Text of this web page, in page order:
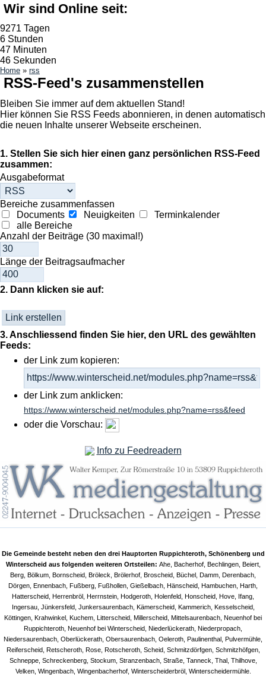
Wir sind Online seit:
9271 Tagen
6 Stunden
47 Minuten
46 Sekunden
Home » rss
RSS-Feed's zusammenstellen
Bleiben Sie immer auf dem aktuellen Stand!
Hier können Sie RSS Feeds abonnieren, in denen automatisch
die neuen Inhalte unserer Webseite erscheinen.
1. Stellen Sie sich hier einen ganz persönlichen RSS-Feed
zusammen:
Ausgabeformat
Bereiche zusammenfassen
Documents
Neuigkeiten
Terminkalender
alle Bereiche
Anzahl der Beiträge (30 maximal!)
Länge der Beitragsaufmacher
2. Dann klicken sie auf:
3. Anschliessend finden Sie hier, den URL des gewählten
Feeds:
der Link zum kopieren:
der Link zum anklicken:
https://www.winterscheid.net/modules.php?name=rss&feed
oder die Vorschau:
Info zu Feedreadern
Die Gemeinde besteht neben den drei Hauptorten Ruppichteroth, Schönenberg und
Winterscheid aus folgenden weiteren Ortsteilen: Ahe, Bacherhof, Bechlingen, Beiert,
Berg, Bölkum, Bornscheid, Bröleck, Brölerhof, Broscheid, Büchel, Damm, Derenbach,
Dörgen, Ennenbach, Fußberg, Fußhollen, Gießelbach, Hänscheid, Hambuchen, Harth,
Hatterscheid, Herrenbröl, Herrnstein, Hodgeroth, Holenfeld, Honscheid, Hove, Ifang,
Ingersau, Jünkersfeld, Junkersaurenbach, Kämerscheid, Kammerich, Kesselscheid,
Köttingen, Krahwinkel, Kuchem, Litterscheid, Millerscheid, Mittelsaurenbach, Neuenhof bei
Ruppichteroth, Neuenhof bei Winterscheid, Niederlückerath, Niederpropach,
Niedersaurenbach, Oberlückerath, Obersaurenbach, Oeleroth, Paulinenthal, Pulvermühle,
Reiferscheid, Retscheroth, Rose, Rotscheroth, Scheid, Schmitzdörfgen, Schmitzhöfgen,
Schneppe, Schreckenberg, Stockum, Stranzenbach, Straße, Tanneck, Thal, Thilhove,
Velken, Wingenbach, Wingenbacherhof, Winterscheiderbröl, Winterscheidermühle.